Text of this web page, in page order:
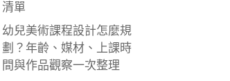
清單
幼兒美術課程設計怎麼規
劃？年齡、媒材、上課時
間與作品觀察一次整理